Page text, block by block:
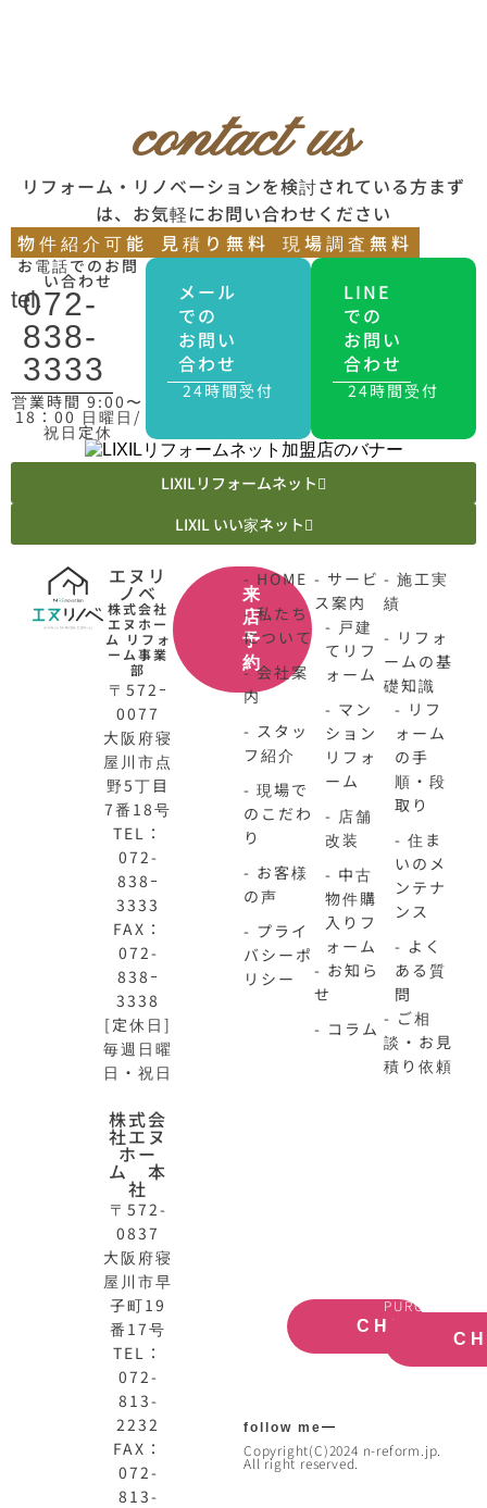
contact us
リフォーム・リノベーションを検討されている方まず
は、お気軽にお問い合わせください
物件紹介可能
見積り無料 現場調査無料
お電話でのお問
い合わせ
tel.
072-
838-
3333
営業時間 9:00〜
18：00 日曜日/
祝日定休
メール
での
お問い
合わせ
24時間受付
LINE
での
お問い
合わせ
24時間受付
LIXILリフォームネット
LIXIL いい家ネット
エヌリ
ノベ
株式会社
エヌホー
ム リフォ
ーム事業
部
〒572ｰ
0077
大阪府寝
屋川市点
野5丁目
7番18号
TEL：
072-
838ｰ
3333
FAX：
072-
838ｰ
3338
[定休日]
毎週日曜
日・祝日
株式会
社エヌ
ホー
ム 本
社
〒572-
0837
大阪府寝
屋川市早
子町19
番17号
TEL：
072-
813-
2232
FAX：
072-
813-
来
店
予
約
- HOME
- 私たち
について
- 会社案
内
- スタッ
フ紹介
- 現場で
のこだわ
り
- お客様
の声
- プライ
バシーポ
リシー
- サービ
ス案内
- 戸建
てリフ
ォーム
- マン
ション
リフォ
ーム
- 店舗
改装
- 中古
物件購
入りフ
ォーム
- お知ら
せ
- コラム
- 施工実
績
- リフォ
ームの基
礎知識
- リフ
ォーム
の手
順・段
取り
- 住ま
いのメ
ンテナ
ンス
- よく
ある質
問
- ご相
談・お見
積り依頼
CHECK
PURCHASE
follow me
Copyright(C)2024 n-reform.jp.
All right reserved.